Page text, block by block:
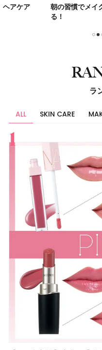
が変わ
【プレゼント】
光を味方に
ラ
ALL SKIN CARE
すべて
スキンケア
メイク
ボディケア
美活
ヘア
ライフスタイル
ビューティーズ